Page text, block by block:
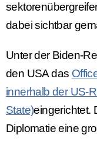
dabei sichtbar
Unter der Biden-
den USA das
innerhalb der US-
State)eingerichtet.
Diplomatieeine